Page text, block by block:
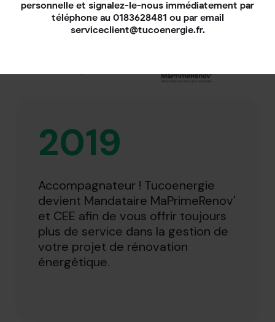
2019
Accompagnateur ! Tucoenergie
devient Mandataire MaPrimeRenov'
et CEE afin de vous offrir toujours
plus de service dans la gestion de
votre projet de rénovation
énergétique.
personnelle et signalez-le-nous immédiatement par
téléphone au 0183628481 ou par email
serviceclient@tucoenergie.fr.